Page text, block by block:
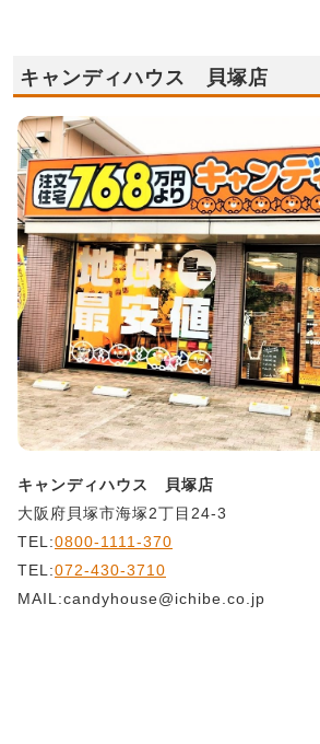
キャンディハウス 貝塚店
キャンディハウス 貝塚店
大阪府貝塚市海塚2丁目24-3
TEL:0800-1111-370
TEL:072-430-3710
MAIL:candyhouse@ichibe.co.jp